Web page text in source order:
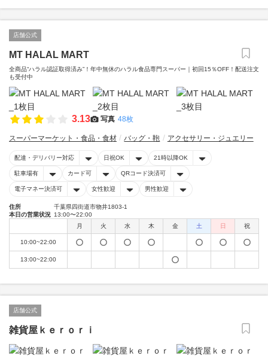
店舗公式
MT HALAL MART
全商品“ハラル認証取得済み”！年中無休のハラル食品専門スーパー｜初回15％OFF！配送注文
も受付中
3.13 写真 48枚
スーパーマーケット・食品・食材 バッグ・鞄 アクセサリー・ジュエリー
配達・デリバリー対応 日祝OK 21時以降OK
駐車場有 カード可 QRコード決済可
電子マネー決済可 女性歓迎 男性歓迎
住所
千葉県四街道市物井1803-1
本日の営業状況 13:00〜22:00
月
火 水 木 金 土 日 祝
10:00~22:00
13:00~22:00
店舗公式
雑貨屋ｋｅｒｏｒｉ